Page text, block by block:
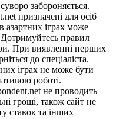
забороняється.
призначені для осіб
азартних іграх може
Дотримуйтесь правил
При виявленні перших
до спеціаліста.
іграх не може бути
роботі.
не проводить
гроші, також сайт не
ставок та інших